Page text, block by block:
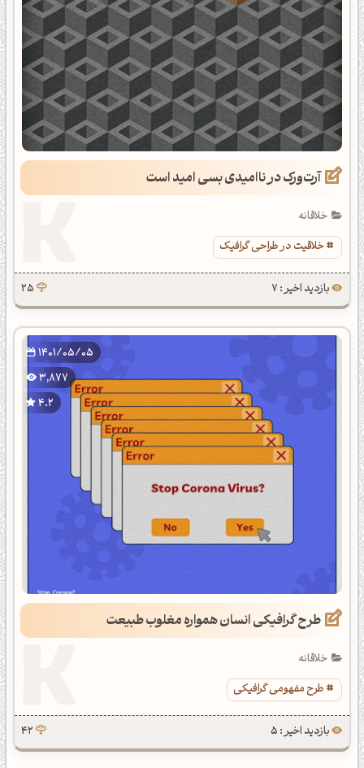
آرت‌ورک در ناامیدی بسی امید است
خلاقانه
خلاقیت در طراحی گرافیک
بازدید اخیر : 7 25
1401/05/05
3,877
4.2
طرح گرافیکی انسان همواره مغلوب طبیعت
خلاقانه
طرح مفهومی گرافیکی
بازدید اخیر : 5 42